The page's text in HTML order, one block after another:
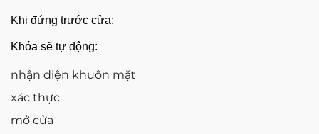
Khi đứng trước cửa:
Khóa sẽ tự động:
nhận diện khuôn mặt
xác thực
mở cửa